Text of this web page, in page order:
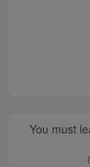
You must